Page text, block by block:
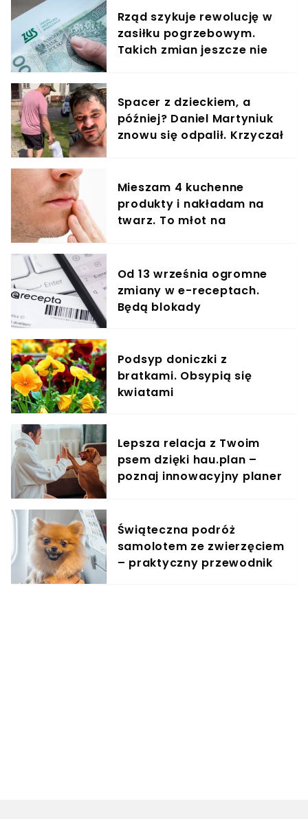
Rząd szykuje rewolucję w
zasiłku pogrzebowym.
Takich zmian jeszcze nie
Spacer z dzieckiem, a
później? Daniel Martyniuk
znowu się odpalił. Krzyczał
Mieszam 4 kuchenne
produkty i nakładam na
twarz. To młot na
Od 13 września ogromne
zmiany w e-receptach.
Będą blokady
Podsyp doniczki z
bratkami. Obsypią się
kwiatami
Lepsza relacja z Twoim
psem dzięki hau.plan –
poznaj innowacyjny planer
Świąteczna podróż
samolotem ze zwierzęciem
– praktyczny przewodnik